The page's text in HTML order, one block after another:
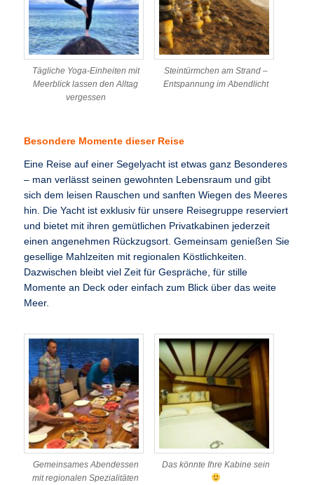
Tägliche Yoga-Einheiten mit
Meerblick lassen den Alltag
vergessen
Steintürmchen am Strand –
Entspannung im Abendlicht
Besondere Momente dieser Reise
Eine Reise auf einer Segelyacht ist etwas ganz Besonderes
– man verlässt seinen gewohnten Lebensraum und gibt
sich dem leisen Rauschen und sanften Wiegen des Meeres
hin. Die Yacht ist exklusiv für unsere Reisegruppe reserviert
und bietet mit ihren gemütlichen Privatkabinen jederzeit
einen angenehmen Rückzugsort. Gemeinsam genießen Sie
gesellige Mahlzeiten mit regionalen Köstlichkeiten.
Dazwischen bleibt viel Zeit für Gespräche, für stille
Momente an Deck oder einfach zum Blick über das weite
Meer.
Gemeinsames Abendessen
mit regionalen Spezialitäten
Das könnte Ihre Kabine sein